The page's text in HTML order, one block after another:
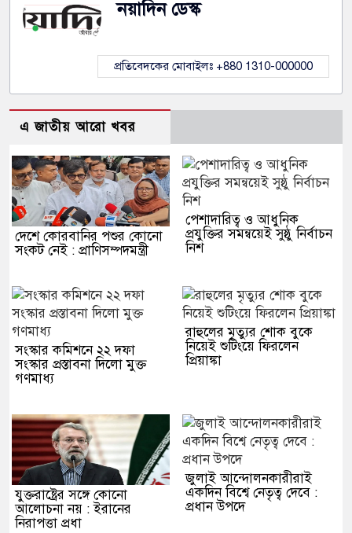
নয়াদিন ডেস্ক
প্রতিবেদকের মোবাইলঃ +880 1310-000000
এ জাতীয় আরো খবর
দেশে কোরবানির পশুর কোনো
সংকট নেই : প্রাণিসম্পদমন্ত্রী
পেশাদারিত্ব ও আধুনিক
প্রযুক্তির সমন্বয়েই সুষ্ঠু নির্বাচন
নিশ
সংস্কার কমিশনে ২২ দফা
সংস্কার প্রস্তাবনা দিলো মুক্ত
গণমাধ্য
রাহুলের মৃত্যুর শোক বুকে
নিয়েই শুটিংয়ে ফিরলেন
প্রিয়াঙ্কা
যুক্তরাষ্ট্রের সঙ্গে কোনো
আলোচনা নয় : ইরানের
নিরাপত্তা প্রধা
জুলাই আন্দোলনকারীরাই
একদিন বিশ্বে নেতৃত্ব দেবে :
প্রধান উপদে